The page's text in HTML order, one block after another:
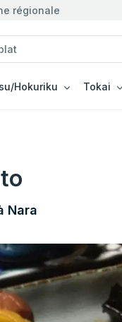
régionale
Hokuriku Tokai
Nara